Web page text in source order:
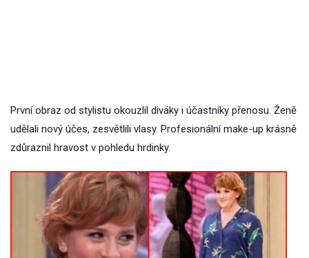
První obraz od stylistu okouzlil diváky i účastníky přenosu. Ženě
udělali nový účes, zesvětlili vlasy. Profesionální make-up krásně
zdůraznil hravost v pohledu hrdinky.